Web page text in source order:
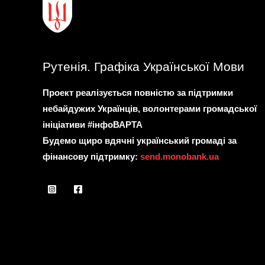
Рутенія. Графіка Української Мови
Проект реалізується повністю за підтримки
небайдужих Українців, волонтерами громадської
ініціативи #інфоВАРТА
Будемо щиро вдячні український громаді за
фінансову підтримку: send.monobank.ua